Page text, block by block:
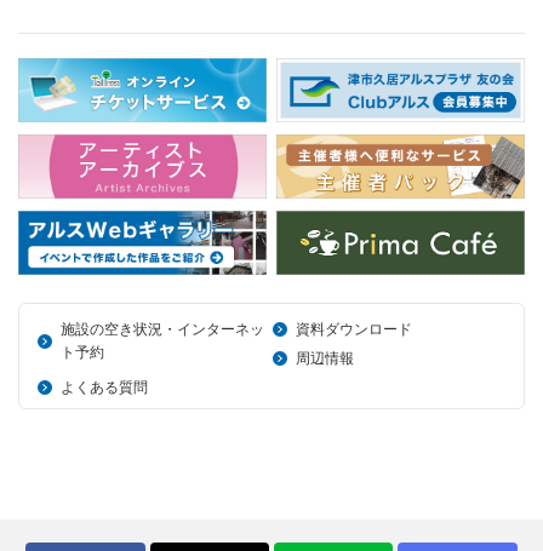
施設の空き状況・インターネッ
ト予約
資料ダウンロード
周辺情報
よくある質問